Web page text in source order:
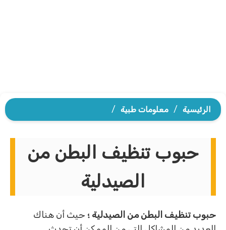
الرئيسية / معلومات طبية /
حبوب تنظيف البطن من
الصيدلية
حبوب تنظيف البطن من الصيدلية ؛ حيث أن هناك